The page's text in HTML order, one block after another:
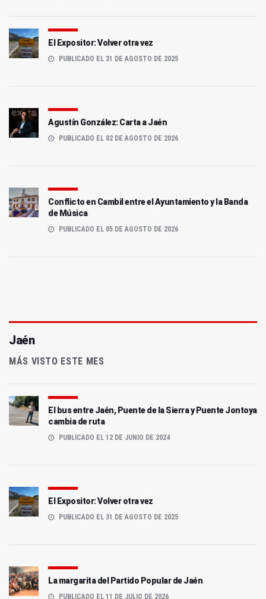
El Expositor: Volver otra vez
PUBLICADO EL 31 DE AGOSTO DE 2025
Agustín González: Carta a Jaén
PUBLICADO EL 02 DE AGOSTO DE 2026
Conflicto en Cambil entre el Ayuntamiento y la Banda
de Música
PUBLICADO EL 05 DE AGOSTO DE 2026
Jaén
MÁS VISTO ESTE MES
El bus entre Jaén, Puente de la Sierra y Puente Jontoya
cambia de ruta
PUBLICADO EL 12 DE JUNIO DE 2024
El Expositor: Volver otra vez
PUBLICADO EL 31 DE AGOSTO DE 2025
La margarita del Partido Popular de Jaén
PUBLICADO EL 11 DE JULIO DE 2026